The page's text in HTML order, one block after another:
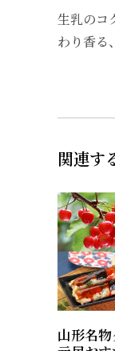
生乳のコ
わり香る
関連す
山形名